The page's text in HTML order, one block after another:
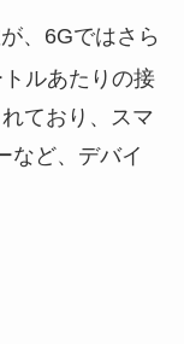
、6Gではさら
ルあたりの接
ており、スマ
など、デバイ